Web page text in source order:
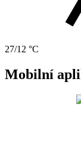
27/12 °C
Mobilní